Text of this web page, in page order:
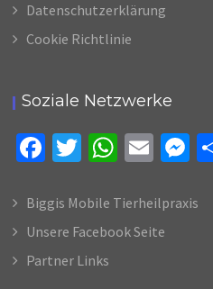
Datenschutzerklärung
Cookie Richtlinie
Soziale Netzwerke
Fa
b
o
o
T
tt
er
W
at
sA
E
ai
l
M
se
Biggis Mobile Tierheilpraxis
Unsere Facebook Seite
Partner Links